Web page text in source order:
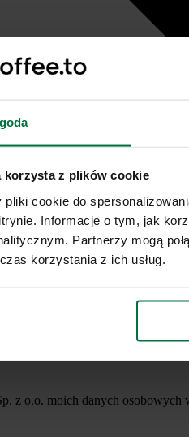
korzysta z plików cookie
cookie do
Informacje o tym, jak
Partnerzy mogą
korzystania z ich usług.
z o.o. moich danych